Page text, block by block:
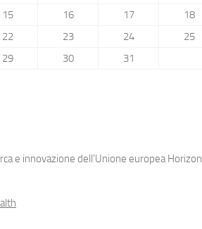
15 16 17
18
22 23 24
25
29 30
31
e innovazione dell'Unione europea Horizon